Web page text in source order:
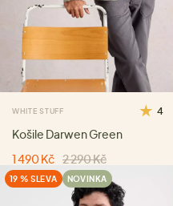
WHITE STUFF 4
Košile Darwen Green
1 490 Kč 2 290 Kč
19 % SLEVA NOVINKA